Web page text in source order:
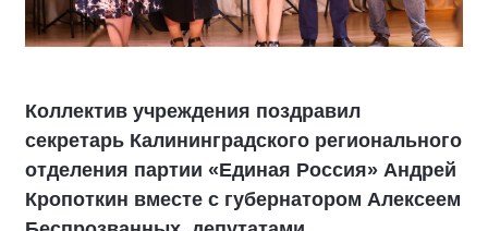
Коллектив учреждения поздравил
секретарь Калининградского регионального
отделения партии «Единая Россия» Андрей
Кропоткин вместе с губернатором Алексеем